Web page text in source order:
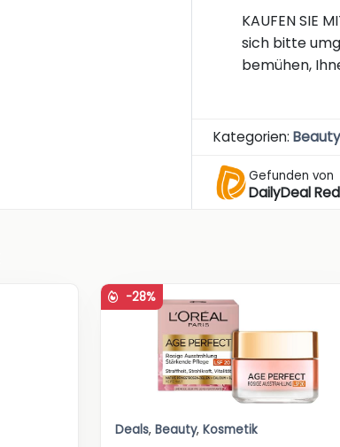
KAUFEN SIE
sich bitte
bemühen,
Kategorien:
Gefunden von
DailyDeal
-28%
Deals, Beauty, Kosmetik